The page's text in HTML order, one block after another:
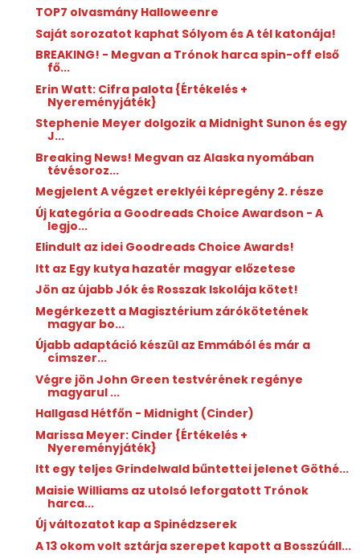
TOP7 olvasmány Halloweenre
Saját sorozatot kaphat Sólyom és A tél katonája!
BREAKING! - Megvan a Trónok harca spin-off első
fő...
Erin Watt: Cifra ​palota {Értékelés +
Nyereményjáték}
Stephenie Meyer dolgozik a Midnight Sunon és egy
J...
Breaking News! Megvan az Alaska nyomában
tévésoroz...
Megjelent A végzet ereklyéi képregény 2. része
Új kategória a Goodreads Choice Awardson - A
legjo...
Elindult az idei Goodreads Choice Awards!
Itt az Egy kutya hazatér magyar előzetese
Jön az újabb Jók és Rosszak Iskolája kötet!
Megérkezett a Magisztérium zárókötetének
magyar bo...
Újabb adaptáció készül az Emmából és már a
címszer...
Végre jön John Green testvérének regénye
magyarul ...
Hallgasd Hétfőn - Midnight (Cinder)
Marissa Meyer: Cinder {Értékelés +
Nyereményjáték}
Itt egy teljes Grindelwald bűntettei jelenet Göthé...
Maisie Williams az utolsó leforgatott Trónok
harca...
Új változatot kap a Spinédzserek
A 13 okom volt sztárja szerepet kapott a Bosszúáll...